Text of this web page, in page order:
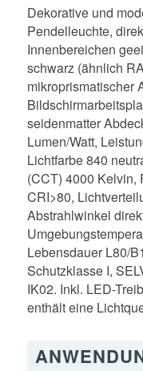
Dekorative und
Pendelleuchte,
Innenbereichen
schwarz (ähnlich
mikroprismatischer
seidenmatter
Lumen/Watt,
Lichtfarbe 840
(CCT) 4000 Kelvin,
CRI>80,
Abstrahlwinkel
Lebensdauer L80/
Schutzklasse I,
IK02. Inkl. LED-
enthält eine